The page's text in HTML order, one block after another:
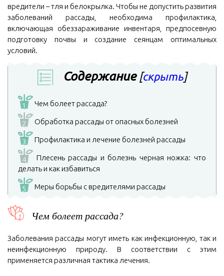
вредители – тля и белокрылка. Чтобы не допустить развития
заболеваний рассады, необходима профилактика,
включающая обеззараживание инвентаря, предпосевную
подготовку почвы и создание сеянцам оптимальных
условий.
Содержание [скрыть]
1 Чем болеет рассада?
2 Обработка рассады от опасных болезней
3 Профилактика и лечение болезней рассады
4
Плесень рассады и болезнь черная ножка: что
делать и как избавиться
5 Меры борьбы с вредителями рассады
Чем болеет рассада?
Заболевания рассады могут иметь как инфекционную, так и
неинфекционную природу. В соответствии с этим
применяется различная тактика лечения.